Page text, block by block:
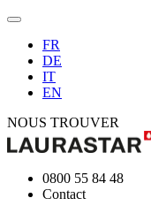
FR
DE
IT
EN
NOUS TROUVER
0800 55 84 48
Contact